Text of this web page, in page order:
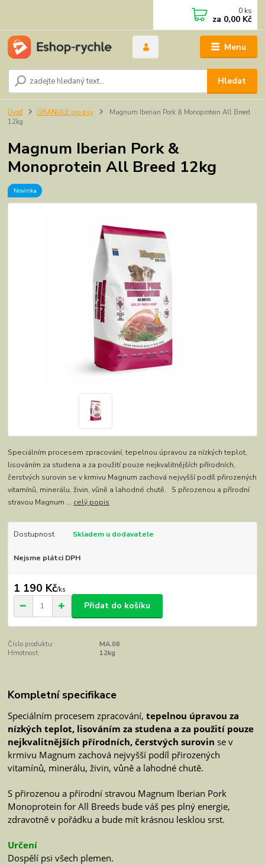
Menu
Hledat
0 ks
za 0,00 Kč
Úvod GRANULE pro psy
Magnum Iberian Pork & Monoprotein All Breed
12kg
Magnum Iberian Pork &
Monoprotein All Breed 12kg
Novinka
Speciálním procesem zpracování, tepelnou úpravou za nízkých teplot,
lisováním za studena a za použití pouze nejkvalitnějších přírodních,
čerstvých surovin se v krmivu Magnum zachová nejvyšší podíl přirozených
vitamínů, minerálu, živin, vůně a lahodné chutě. S přirozenou a přírodní
stravou Magnum ... celý popis
Dostupnost Skladem u dodavatele
Nejsme plátci DPH
1 190 Kč/ks
Přidat do košíku
Číslo produktu:
MA.06
Hmotnost:
12kg
Kompletní specifikace
Speciálním procesem zpracování,tepelnou úpravou za
nízkých teplot, lisováním za studena a za použití pouze
nejkvalitnějších přírodních, čerstvých surovin se v
krmivu Magnum zachová nejvyšší podíl přirozených
vitamínů, minerálu, živin, vůně a lahodné chutě.
S přirozenou a přírodní stravou Magnum Iberian Pork
Monoprotein for All Breeds bude váš pes plný energie,
zdravotně v pořádku a bude mít krásnou lesklou srst.
Určení
Dospělí psi všech plemen.